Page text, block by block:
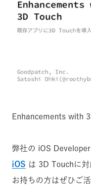
Enhancements with
弊社の iOS
iOS は 3D Touchに
お持ちの方はぜひご